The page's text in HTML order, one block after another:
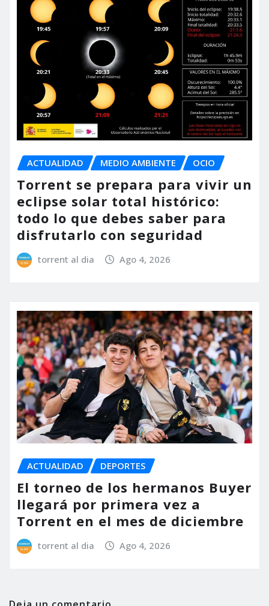
ACTUALIDAD MEDIO AMBIENTE OCIO
Torrent se prepara para vivir un
eclipse solar total histórico:
todo lo que debes saber para
disfrutarlo con seguridad
torrent al dia Ago 4, 2026
ACTUALIDAD DEPORTES
El torneo de los hermanos Buyer
llegará por primera vez a
Torrent en el mes de diciembre
torrent al dia Ago 4, 2026